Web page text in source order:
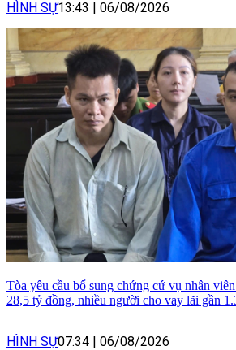
HÌNH SỰ13:43 | 06/08/2026
Tòa yêu cầu bổ sung chứng cứ vụ nhân
28,5 tỷ đồng, nhiều người cho vay lãi gần
HÌNH SỰ07:34 | 06/08/2026